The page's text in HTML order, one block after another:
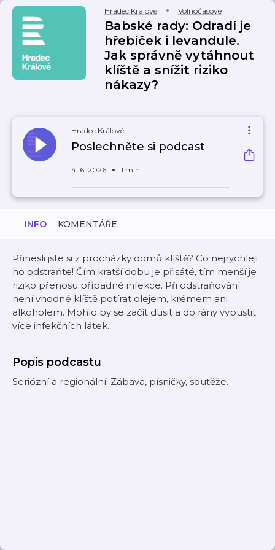
Hradec Králové Volnočasové
Babské rady: Odradí je
hřebíček i levandule.
Jak správně vytáhnout
klíště a snížit riziko
nákazy?
Hradec Králové
Poslechněte si podcast
4. 6. 2026 1 min
INFO KOMENTÁŘE
Přinesli jste si z procházky domů klíště? Co nejrychleji
ho odstraňte! Čím kratší dobu je přisáté, tím menší je
riziko přenosu případné infekce. Při odstraňování
není vhodné klíště potírat olejem, krémem ani
alkoholem. Mohlo by se začít dusit a do rány vypustit
více infekčních látek.
Popis podcastu
Seriózní a regionální. Zábava, písničky, soutěže.